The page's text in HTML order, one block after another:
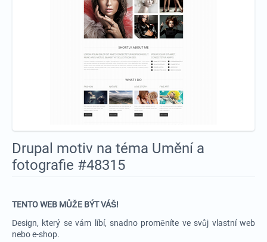
Drupal motiv na téma Umění a
fotografie #48315
TENTO WEB MŮŽE BÝT VÁŠ!
Design, který se vám líbí, snadno proměníte ve svůj vlastní web
nebo e-shop.